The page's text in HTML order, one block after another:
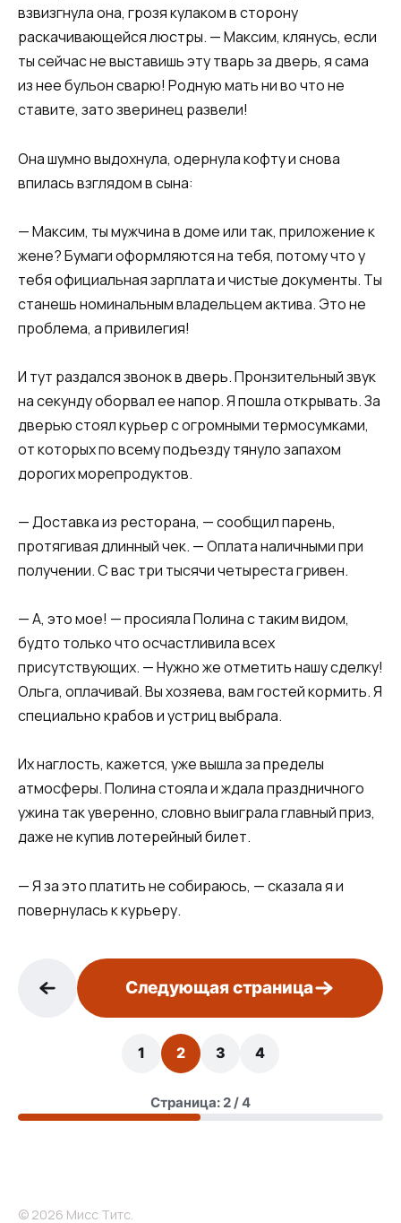
взвизгнула она, грозя кулаком в сторону
раскачивающейся люстры. — Максим, клянусь, если
ты сейчас не выставишь эту тварь за дверь, я сама
из нее бульон сварю! Родную мать ни во что не
ставите, зато зверинец развели!
Она шумно выдохнула, одернула кофту и снова
впилась взглядом в сына:
— Максим, ты мужчина в доме или так, приложение к
жене? Бумаги оформляются на тебя, потому что у
тебя официальная зарплата и чистые документы. Ты
станешь номинальным владельцем актива. Это не
проблема, а привилегия!
И тут раздался звонок в дверь. Пронзительный звук
на секунду оборвал ее напор. Я пошла открывать. За
дверью стоял курьер с огромными термосумками,
от которых по всему подъезду тянуло запахом
дорогих морепродуктов.
— Доставка из ресторана, — сообщил парень,
протягивая длинный чек. — Оплата наличными при
получении. С вас три тысячи четыреста гривен.
— А, это мое! — просияла Полина с таким видом,
будто только что осчастливила всех
присутствующих. — Нужно же отметить нашу сделку!
Ольга, оплачивай. Вы хозяева, вам гостей кормить. Я
специально крабов и устриц выбрала.
Их наглость, кажется, уже вышла за пределы
атмосферы. Полина стояла и ждала праздничного
ужина так уверенно, словно выиграла главный приз,
даже не купив лотерейный билет.
— Я за это платить не собираюсь, — сказала я и
повернулась к курьеру.
Следующая страница
1 2 3 4
Страница: 2 / 4
© 2026 Мисс Титс.